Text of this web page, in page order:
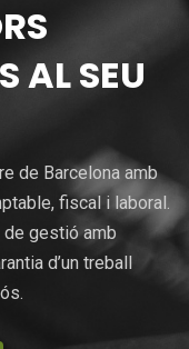
AL SEU
de Barcelona amb
fiscal i laboral.
gestió amb
d’un treball